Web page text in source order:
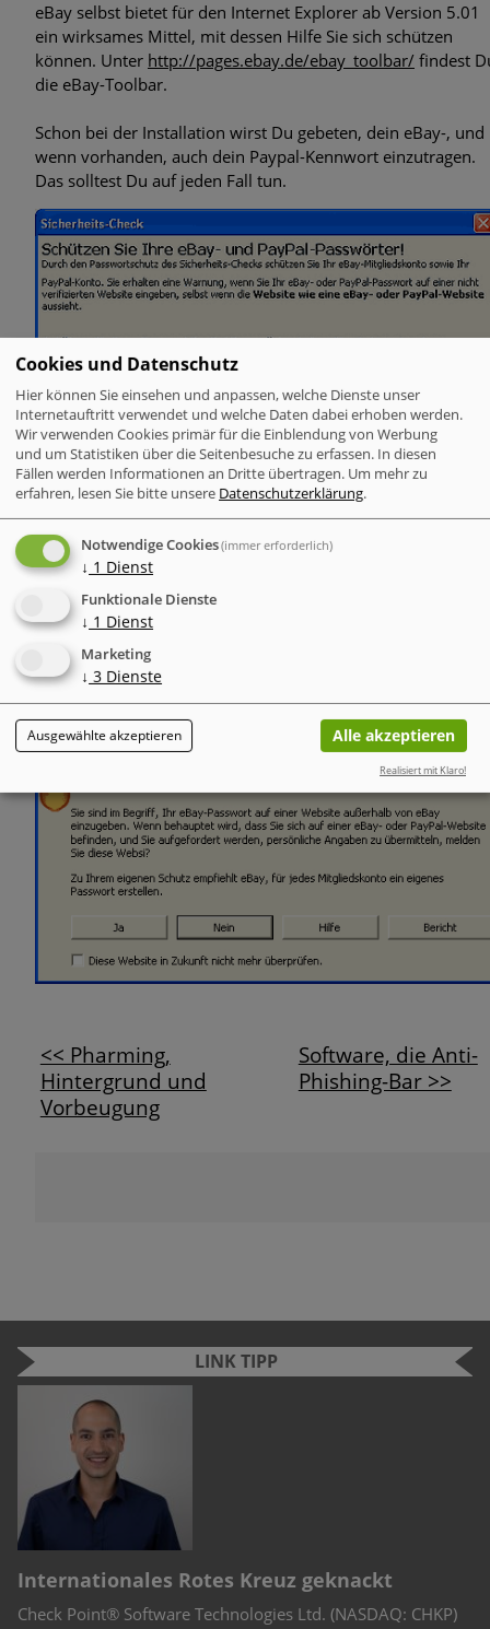
eBay selbst bietet für den Internet Explorer ab Version 5.01
ein wirksames Mittel, mit dessen Hilfe Sie sich schützen
können. Unter http://pages.ebay.de/ebay_toolbar/ findest
die eBay-Toolbar.
Schon bei der Installation wirst Du gebeten, dein eBay-, und
wenn vorhanden, auch dein Paypal-Kennwort einzutragen.
Das solltest Du auf jeden Fall tun.
Wenn Du nun auf irgendeiner Seite aufgefordert wirst, dein
eBay- oder Paypal-Kennwort einzugeben, und diese Seite
unübersehbare Warnung. Mit einem Klick auf "Ja" kannst Du
dein Kennwort dennoch übermitteln lassen - aber zumindest
<< Pharming,
Hintergrund und
Vorbeugung
Software, die Anti-
Phishing-Bar >>
LINK TIPP
Internationales Rotes Kreuz geknackt
Check Point® Software Technologies Ltd. (NASDAQ: CHKP)
Cookies und Datenschutz
Hier können Sie einsehen und anpassen, welche Dienste unser
Internetauftritt verwendet und welche Daten dabei erhoben werden.
Wir verwenden Cookies primär für die Einblendung von Werbung
und um Statistiken über die Seitenbesuche zu erfassen. In diesen
Fällen werden Informationen an Dritte übertragen. Um mehr zu
erfahren, lesen Sie bitte unsere Datenschutzerklärung.
Notwendige Cookies(immer erforderlich)
↓ 1 Dienst
Funktionale Dienste
↓ 1 Dienst
Marketing
↓ 3 Dienste
Ausgewählte akzeptieren Alle akzeptieren
Realisiert mit Klaro!